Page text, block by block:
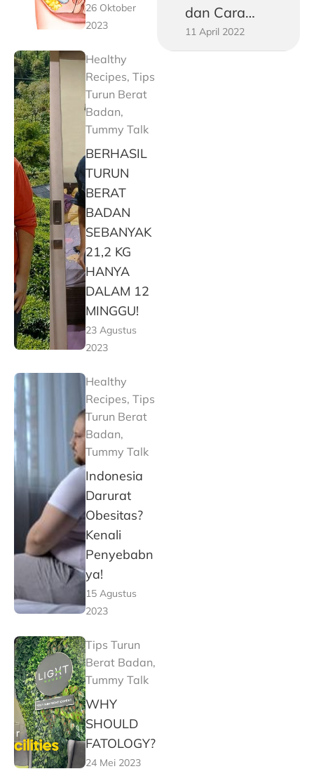
26 Oktober
2023
Healthy
Recipes, Tips
Turun Berat
Badan,
Tummy Talk
BERHASIL
TURUN
BERAT
BADAN
SEBANYAK
21,2 KG
HANYA
DALAM 12
MINGGU!
23 Agustus
2023
Healthy
Recipes, Tips
Turun Berat
Badan,
Tummy Talk
Indonesia
Darurat
Obesitas?
Kenali
Penyebabn
ya!
15 Agustus
2023
Tips Turun
Berat Badan,
Tummy Talk
WHY
SHOULD
FATOLOGY?
24 Mei 2023
dan Cara
Mengukurnya!
11 April 2022